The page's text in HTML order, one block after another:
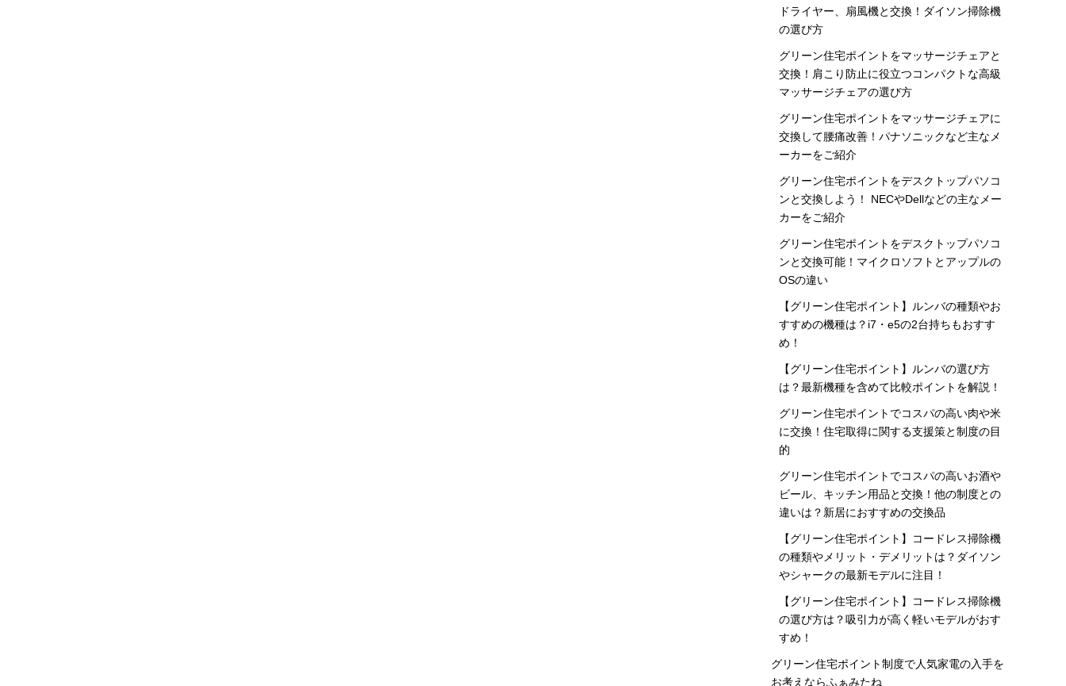
ドライヤー、扇風機と交換！ダイソン掃除機
の選び方
グリーン住宅ポイントをマッサージチェアと
交換！肩こり防止に役立つコンパクトな高級
マッサージチェアの選び方
グリーン住宅ポイントをマッサージチェアに
交換して腰痛改善！パナソニックなど主なメ
ーカーをご紹介
グリーン住宅ポイントをデスクトップパソコ
ンと交換しよう！ NECやDellなどの主なメー
カーをご紹介
グリーン住宅ポイントをデスクトップパソコ
ンと交換可能！マイクロソフトとアップルの
OSの違い
【グリーン住宅ポイント】ルンバの種類やお
すすめの機種は？i7・e5の2台持ちもおすす
め！
【グリーン住宅ポイント】ルンバの選び方
は？最新機種を含めて比較ポイントを解説！
グリーン住宅ポイントでコスパの高い肉や米
に交換！住宅取得に関する支援策と制度の目
的
グリーン住宅ポイントでコスパの高いお酒や
ビール、キッチン用品と交換！他の制度との
違いは？新居におすすめの交換品
【グリーン住宅ポイント】コードレス掃除機
の種類やメリット・デメリットは？ダイソン
やシャークの最新モデルに注目！
【グリーン住宅ポイント】コードレス掃除機
の選び方は？吸引力が高く軽いモデルがおす
すめ！
グリーン住宅ポイント制度で人気家電の入手を
お考えならふぁみたね